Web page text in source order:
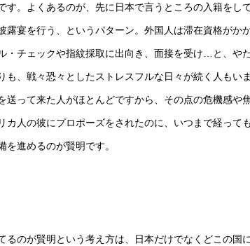
。よくあるのが、先に日本で言うところの入籍をし
宴を行う、というパターン。外国人は滞在資格がか
・チェックや指紋採取に出向き、面接を受け…と、や
、戦々恐々としたストレスフルな日々が続く人もいま
って来た人がほとんどですから、その点の危機感や
人の彼にプロポーズをされたのに、いつまで経って
進めるのが賢明です。
のが賢明という考え方は、日本だけでなくどこの国